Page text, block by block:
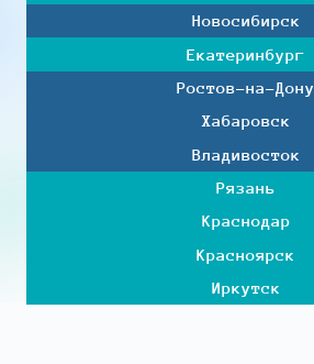
Новосибирск
Екатеринбург
Ростов-на-Дону
Хабаровск
Владивосток
Рязань
Краснодар
Красноярск
Иркутск